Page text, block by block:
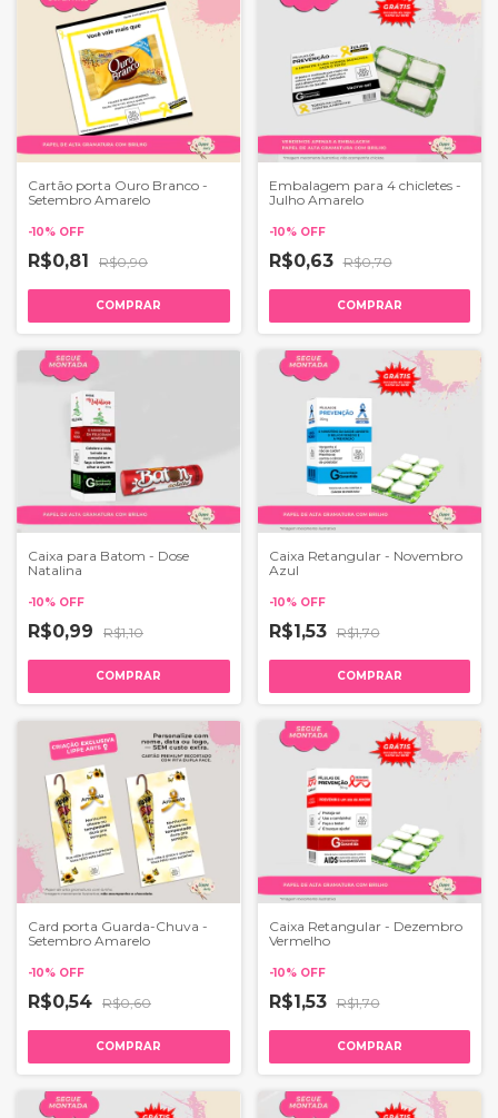
Cartão porta Ouro Branco -
Setembro Amarelo
-10% OFF
R$0,81 R$0,90
COMPRAR
Embalagem para 4 chicletes -
Julho Amarelo
-10% OFF
R$0,63 R$0,70
COMPRAR
Caixa para Batom - Dose
Natalina
-10% OFF
R$0,99 R$1,10
COMPRAR
Caixa Retangular - Novembro
Azul
-10% OFF
R$1,53 R$1,70
COMPRAR
Card porta Guarda-Chuva -
Setembro Amarelo
-10% OFF
R$0,54 R$0,60
COMPRAR
Caixa Retangular - Dezembro
Vermelho
-10% OFF
R$1,53 R$1,70
COMPRAR